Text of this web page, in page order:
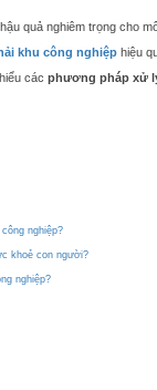
quả nghiêm trọng cho
khu công nghiệp hiệu
các phương pháp xử
nghiệp?
khoẻ con người?
nghiệp?